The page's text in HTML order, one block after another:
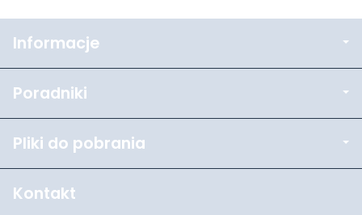
Informacje
Poradniki
Pliki do pobrania
Kontakt